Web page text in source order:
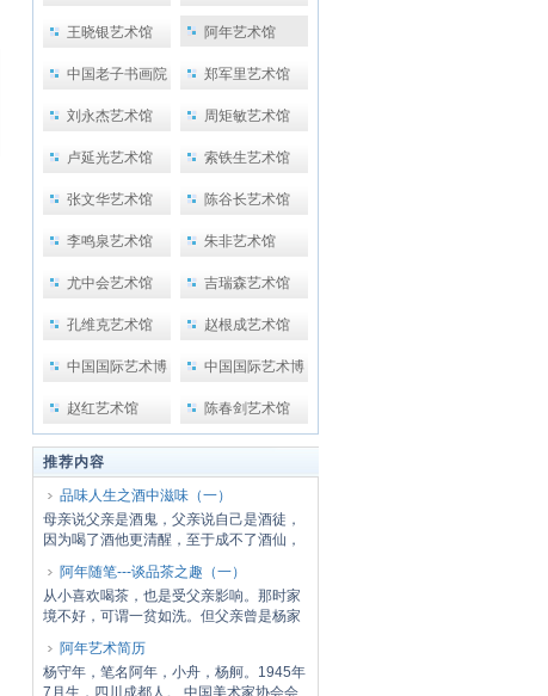
王晓银艺术馆 阿年艺术馆
中国老子书画院 郑军里艺术馆
刘永杰艺术馆 周矩敏艺术馆
卢延光艺术馆 索铁生艺术馆
张文华艺术馆 陈谷长艺术馆
李鸣泉艺术馆 朱非艺术馆
尤中会艺术馆 吉瑞森艺术馆
孔维克艺术馆 赵根成艺术馆
中国国际艺术博
览会
中国国际艺术博
览会2
赵红艺术馆 陈春剑艺术馆
推荐内容
品味人生之酒中滋味（一）
母亲说父亲是酒鬼，父亲说自己是酒徒，
因为喝了酒他更清醒，至于成不了酒仙，
阿年随笔---谈品茶之趣（一）
从小喜欢喝茶，也是受父亲影响。那时家
境不好，可谓一贫如洗。但父亲曾是杨家
阿年艺术简历
杨守年，笔名阿年，小舟，杨舸。1945年
7月生，四川成都人。 中国美术家协会会